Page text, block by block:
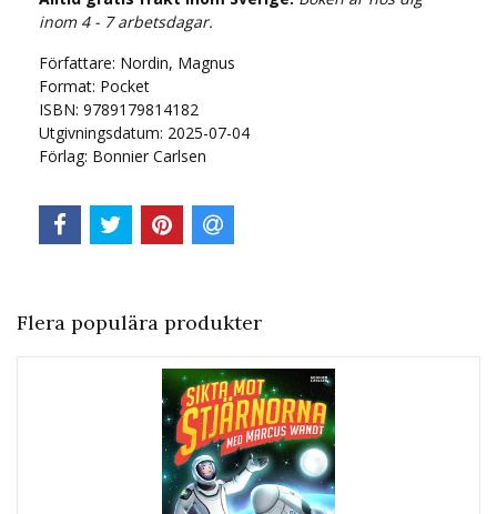
inom 4 - 7 arbetsdagar.
Författare: Nordin, Magnus
Format: Pocket
ISBN: 9789179814182
Utgivningsdatum: 2025-07-04
Förlag: Bonnier Carlsen
Flera populära produkter